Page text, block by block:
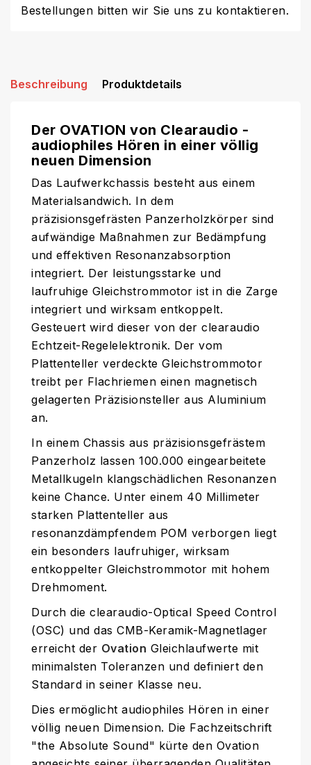
Bestellungen bitten wir Sie uns zu kontaktieren.
Beschreibung Produktdetails
Der OVATION von Clearaudio -
audiophiles Hören in einer völlig
neuen Dimension
Das Laufwerkchassis besteht aus einem
Materialsandwich. In dem
präzisionsgefrästen Panzerholzkörper sind
aufwändige Maßnahmen zur Bedämpfung
und effektiven Resonanzabsorption
integriert. Der leistungsstarke und
laufruhige Gleichstrommotor ist in die Zarge
integriert und wirksam entkoppelt.
Gesteuert wird dieser von der clearaudio
Echtzeit-Regelelektronik. Der vom
Plattenteller verdeckte Gleichstrommotor
treibt per Flachriemen einen magnetisch
gelagerten Präzisionsteller aus Aluminium
an.
In einem Chassis aus präzisionsgefrästem
Panzerholz lassen 100.000 eingearbeitete
Metallkugeln klangschädlichen Resonanzen
keine Chance. Unter einem 40 Millimeter
starken Plattenteller aus
resonanzdämpfendem POM verborgen liegt
ein besonders laufruhiger, wirksam
entkoppelter Gleichstrommotor mit hohem
Drehmoment.
Durch die clearaudio-Optical Speed Control
(OSC) und das CMB-Keramik-Magnetlager
erreicht der Ovation Gleichlaufwerte mit
minimalsten Toleranzen und definiert den
Standard in seiner Klasse neu.
Dies ermöglicht audiophiles Hören in einer
völlig neuen Dimension. Die Fachzeitschrift
"the Absolute Sound" kürte den Ovation